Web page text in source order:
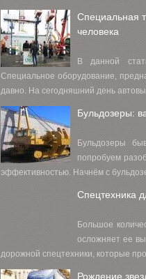
Специальная
человека
В данной
Специальное оборудование,
давно. На сегодняшний день
Бульдозеры:
Бульдозеры
попробуем
эффективностью. Начнём с
Спецтехника
Большое
осложняет ее
дорожной спецтехники, которые
Рождение